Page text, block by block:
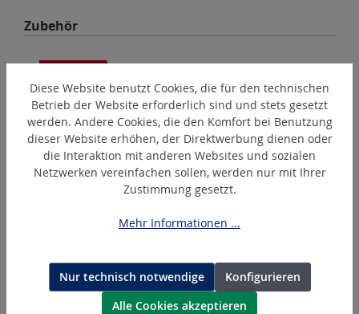
Produktgalerie überspringen
Zubehör
GW13/310
Diese Website benutzt Cookies, die für den technischen
Betrieb der Website erforderlich sind und stets gesetzt
werden. Andere Cookies, die den Komfort bei Benutzung
dieser Website erhöhen, der Direktwerbung dienen oder
die Interaktion mit anderen Websites und sozialen
Netzwerken vereinfachen sollen, werden nur mit Ihrer
Zustimmung gesetzt.
Mehr Informationen ...
Nur technisch notwendige
Konfigurieren
Alle Cookies akzeptieren